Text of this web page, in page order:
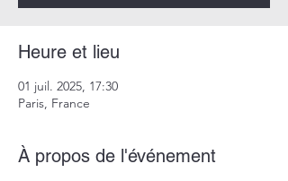
Heure et lieu
01 juil. 2025, 17:30
Paris, France
À propos de l'événement